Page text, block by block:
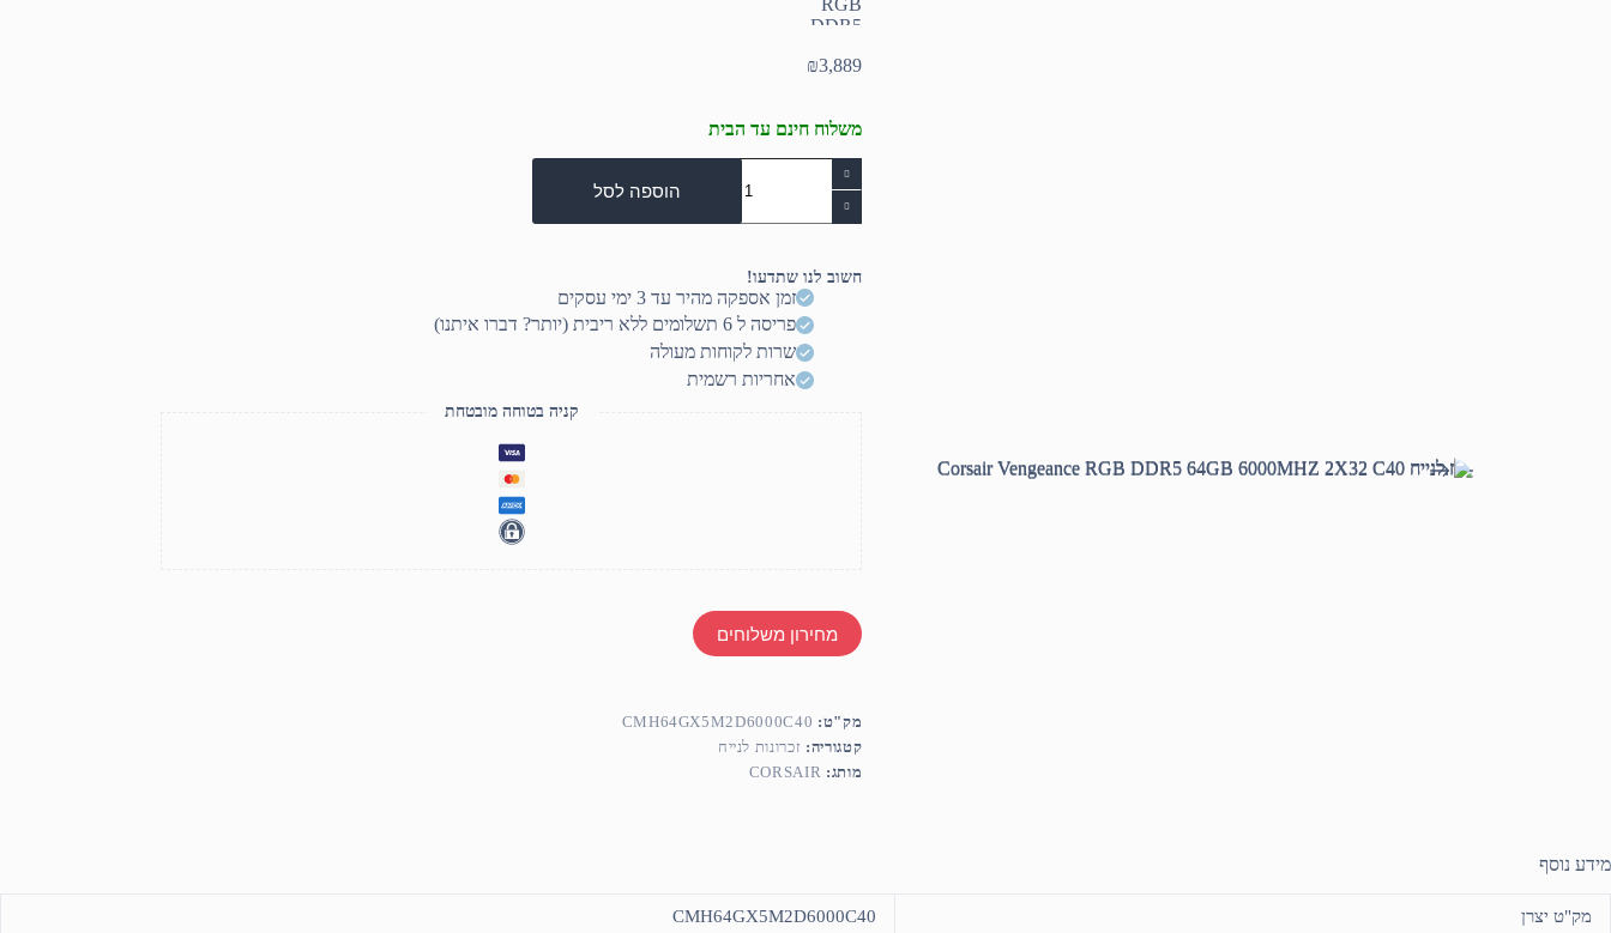
₪3,889
משלוח חינם עד הבית
כמות
של
ז.לנייח
Corsair
RGB
DDR5
6000MHZ
הוספה לסל
חשוב לנו שתדעו!
זמן אספקה מהיר עד 3 ימי עסקים
פריסה ל 6 תשלומים ללא ריבית (יותר? דברו איתנו)
שרות לקוחות מעולה
אחריות רשמית
קניה בטוחה מובטחת
מחירון משלוחים
מק"ט: CMH64GX5M2D6000C40
קטגוריה: זכרונות לנייח
מותג: CORSAIR
מידע נוסף
מק"ט יצרן CMH64GX5M2D6000C40